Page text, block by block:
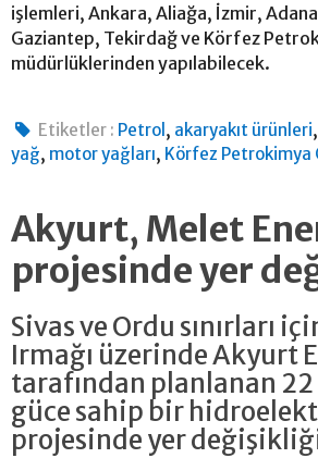
işlemleri, Ankara, Aliağa, İzmir,
Gaziantep, Tekirdağ ve Körfez
müdürlüklerinden yapılabilecek.
Etiketler : Petrol , akaryakıt ürünleri,
yağ, motor yağları, Körfez Petrokimya
Akyurt, Melet
projesinde yer
Sivas ve Ordu sınırları
Irmağı üzerinde Akyurt
tarafından planlanan
güce sahip bir
projesinde yer